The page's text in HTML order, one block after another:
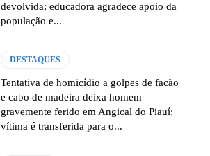
devolvida; educadora agradece apoio da
população e...
DESTAQUES
Tentativa de homicídio a golpes de facão
e cabo de madeira deixa homem
gravemente ferido em Angical do Piauí;
vítima é transferida para o...